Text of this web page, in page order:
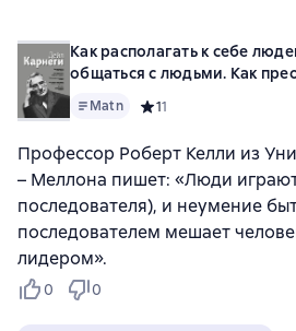
Как располагать к себе
общаться с людьми. Как
интересной. Как стать
Matn Средний рейтинг 1 на
11
Профессор Роберт Келли из
– Меллона пишет: «Люди
последователя), и неумение
последователем мешает
лидером».
0 0